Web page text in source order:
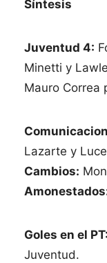
Síntesis
Juventud 4:
Minetti y
Mauro Correa
Lazarte y
Cambios:
Goles en el PT:
Juventud.